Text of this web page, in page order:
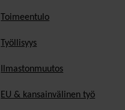
Toimeentulo
Työllisyys
Ilmastonmuutos
EU & kansainvälinen työ